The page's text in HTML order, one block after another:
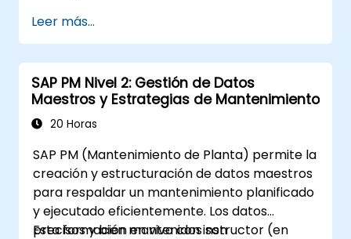
Leer más...
SAP PM Nivel 2: Gestión de Datos
Maestros y Estrategias de Mantenimiento
20 Horas
SAP PM (Mantenimiento de Planta) permite la
creación y estructuración de datos maestros
para respaldar un mantenimiento planificado
y ejecutado eficientemente. Los datos
precisos y bien mantenidos son
Esta formación en vivo con instructor (en